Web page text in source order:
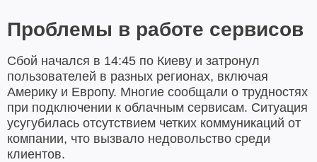
Проблемы в работе сервисов
Сбой начался в 14:45 по Киеву и затронул
пользователей в разных регионах, включая
Америку и Европу. Многие сообщали о трудностях
при подключении к облачным сервисам. Ситуация
усугубилась отсутствием четких коммуникаций от
компании, что вызвало недовольство среди
клиентов.